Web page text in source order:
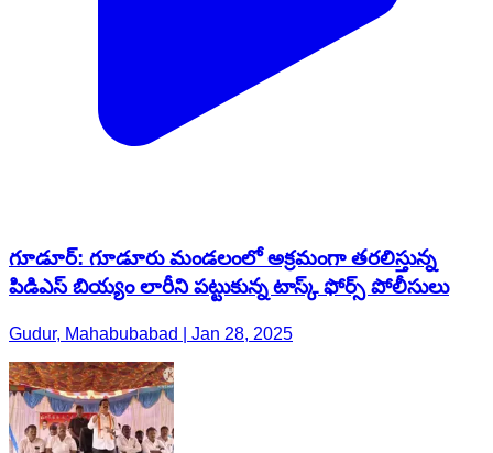
గూడూర్: గూడూరు మండలంలో అక్రమంగా తరలిస్తున్న
పిడిఎస్ బియ్యం లారీని పట్టుకున్న టాస్క్ ఫోర్స్ పోలీసులు
Gudur, Mahabubabad | Jan 28, 2025